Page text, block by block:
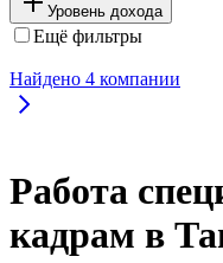
Уровень дохода
Ещё фильтры
Найдено 4 компании
Работа
кадрам в